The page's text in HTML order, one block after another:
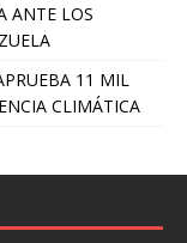
ANTE LOS
11 MIL
CLIMÁTICA